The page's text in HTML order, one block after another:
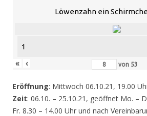
Löwenzahn ein
1
«
‹ von 53
Eröffnung: Mittwoch 06.10.21, 19.00
Zeit: 06.10. – 25.10.21, geöffnet Mo. –
Fr. 8.30 – 14.00 Uhr und nach